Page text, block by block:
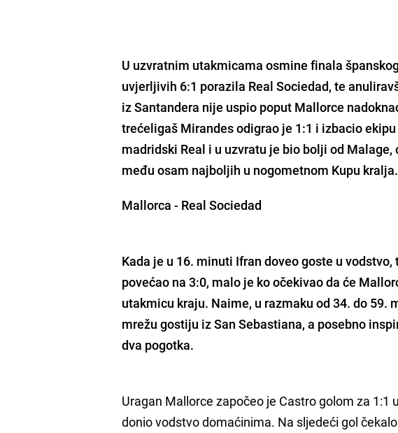
U uzvratnim utakmicama osmine finala
uvjerljivih 6:1 porazila Real Sociedad, te
iz Santandera nije uspio poput Mallorce
trećeligaš Mirandes odigrao je 1:1 i izbacio
madridski Real i u uzvratu je bio bolji od
među osam najboljih u nogometnom Kupu kralja.
Mallorca - Real Sociedad
Kada je u 16. minuti Ifran doveo goste u
povećao na 3:0, malo je ko očekivao da će
utakmicu kraju. Naime, u razmaku od 34. do
mrežu gostiju iz San Sebastiana, a posebno
dva pogotka.
Uragan Mallorce započeo je Castro golom za
donio vodstvo domaćinima. Na sljedeći gol